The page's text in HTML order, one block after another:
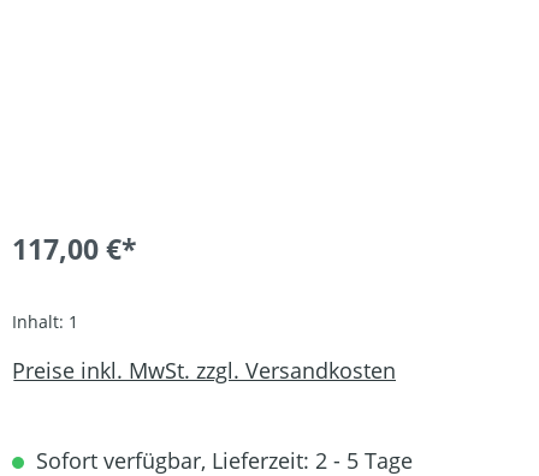
117,00 €*
Inhalt: 1
Preise inkl. MwSt. zzgl. Versandkosten
Sofort verfügbar, Lieferzeit: 2 - 5 Tage